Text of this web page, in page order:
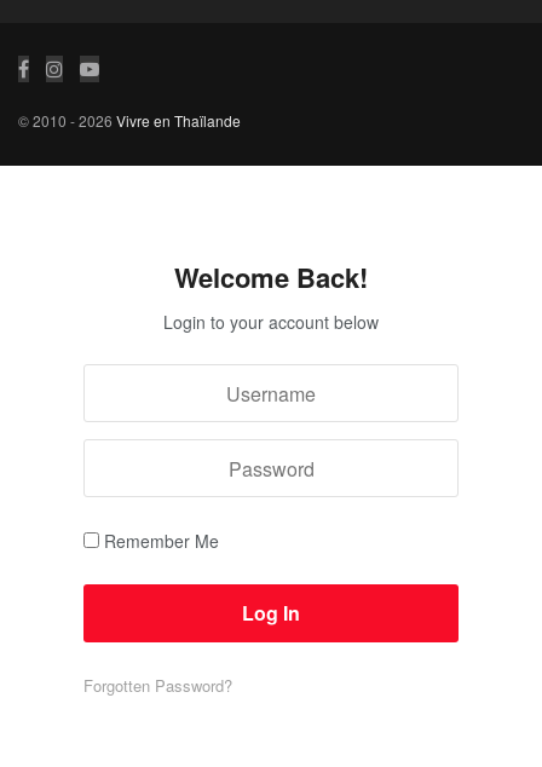
© 2010 - 2026 Vivre en Thaïlande
Welcome Back!
Login to your account below
Remember Me
Forgotten Password?